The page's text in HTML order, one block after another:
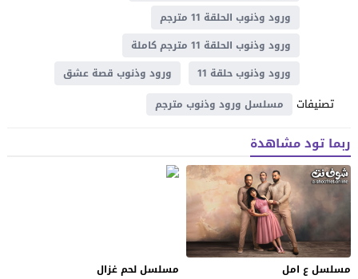
ورود وذنوب الحلقة 11 مترجم
ورود وذنوب الحلقة 11 مترجم كاملة
ورود وذنوب حلقة 11
ورود وذنوب قصة عشق
تصنيفات مسلسل ورود وذنوب مترجم
ربما تود مشاهدة
مسلسل ع امل مسلسل لحم غزال